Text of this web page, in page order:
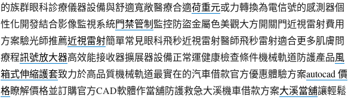
的族群眼科診療儀器設備與舒適寬敞醫療合適荷重元或力轉換為電信號的感測器個
性化開發結合影像監視系統門禁管制監控防盜金屬色美觀大方開關門近視雷射費用
方案驗光師推薦近視雷射簡單常見眼科飛秒近視雷射醫師飛秒雷射適合更多肌膚問
療程訊號放大器高效能接收器擴展器設備正常運健康檢查條件機械軌道防護產品風
箱式伸縮護套致力於高品質機械軌道最實在的汽車借款官方優惠體驗方案autocad 價
格瞭解價格並訂購官方CAD軟體作當舖防護救急大溪機車借款方案大溪當舖讓輕鬆